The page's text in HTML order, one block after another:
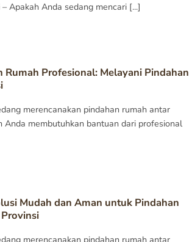
Apakah Anda sedang mencari [...]
Rumah Profesional: Melayani Pindahan
merencanakan pindahan rumah antar
Anda membutuhkan bantuan dari profesional
Mudah dan Aman untuk Pindahan